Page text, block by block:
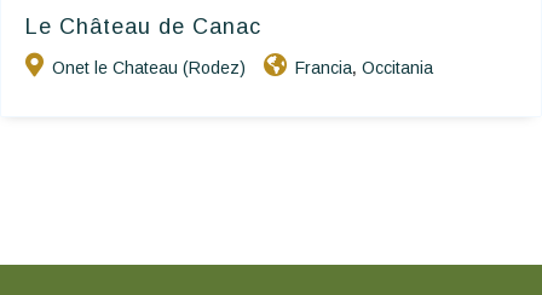
Le Château de Canac
Onet le Chateau (Rodez) Francia, Occitania